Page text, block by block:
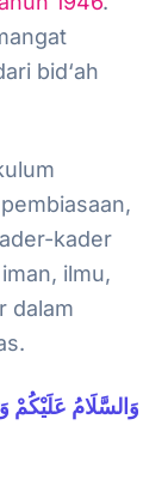
bid‘ah
kader
ilmu,
dalam
وَالسَّلَامُ عَلَيْكُمْ